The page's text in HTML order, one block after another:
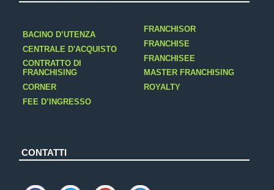
BACINO D’UTENZA
CENTRALE D'ACQUISTO
CONTRATTO DI
FRANCHISING
CORNER
FEE D’INGRESSO
FRANCHISOR
FRANCHISE
FRANCHISEE
MASTER FRANCHISING
ROYALTY
CONTATTI